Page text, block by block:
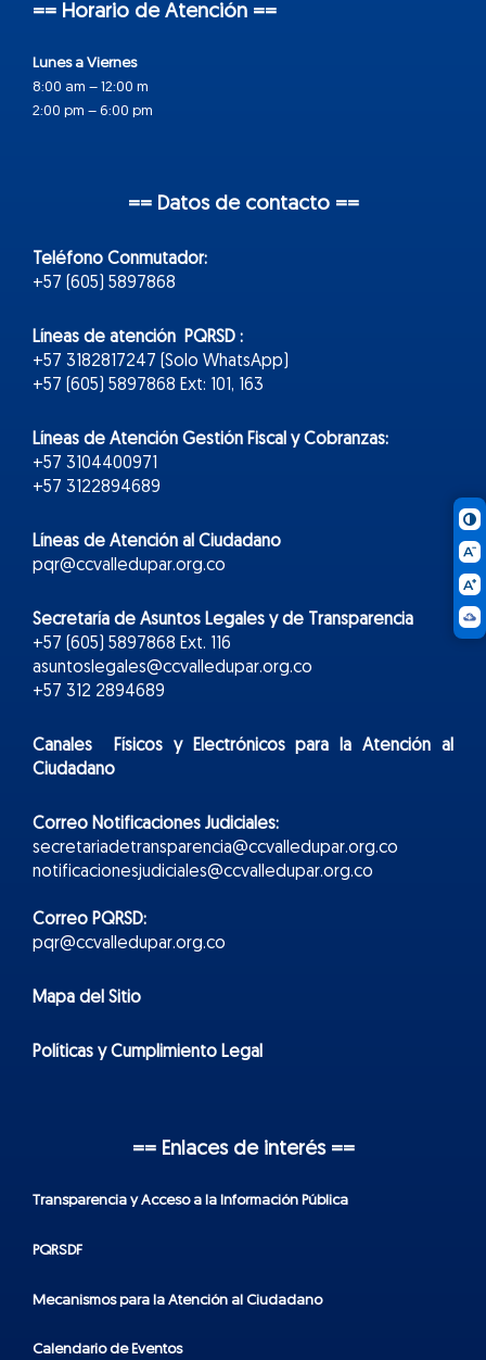
== Horario de Atención ==
Lunes a Viernes
8:00 am – 12:00 m
2:00 pm – 6:00 pm
== Datos de contacto ==
Teléfono Conmutador:
+57 (605) 5897868
Líneas de atención PQRSD :
+57 3182817247 (Solo WhatsApp)
+57 (605) 5897868 Ext: 101, 163
Líneas de Atención Gestión Fiscal y Cobranzas:
+57 3104400971
+57 3122894689
Líneas de Atención al Ciudadano
pqr@ccvalledupar.org.co
Secretaría de Asuntos Legales y de Transparencia
+57 (605) 5897868 Ext. 116
asuntoslegales@ccvalledupar.org.co
+57 312 2894689
Canales Físicos yElectrónicospara la Atención al
Ciudadano
Correo Notificaciones Judiciales:
secretariadetransparencia@ccvalledupar.org.co
notificacionesjudiciales@ccvalledupar.org.co
Correo PQRSD:
pqr@ccvalledupar.org.co
Mapa del Sitio
Políticas y Cumplimiento Legal
== Enlaces de interés ==
Transparencia y Acceso a la Información Pública
PQRSDF
Mecanismos para la Atención al Ciudadano
Calendario de Eventos